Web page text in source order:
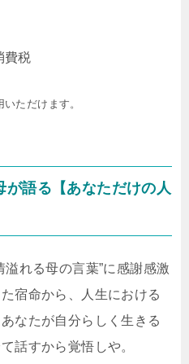
費税
ただけます。
が語る【あなただけの人
溢れる母の言葉”に感謝感激
宿命から、人生における
なたが自分らしく生きる
話すから覚悟しや。